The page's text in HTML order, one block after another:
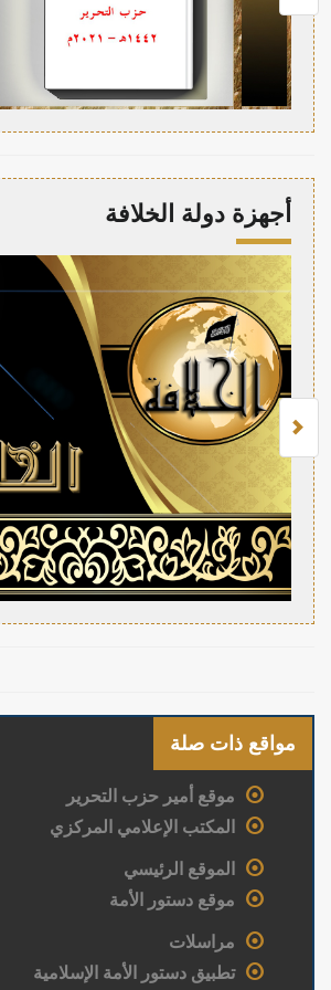
أجهزة دولة الخلافة
مواقع ذات صلة
موقع أمير حزب التحرير
المكتب الإعلامي المركزي
الموقع الرئيسي
موقع دستور الأمة
مراسلات
تطبيق دستور الأمة الإسلامية